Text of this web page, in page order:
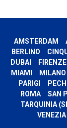
AMSTERDAM
BERLINO
DUBAI
FIRENZE
MIAMI
MILANO
PARIGI
ROMA
SAN
TARQUINIA
VENEZIA